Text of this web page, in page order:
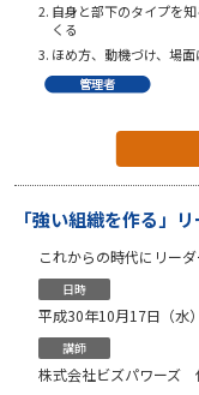
自身と部下のタイプを
くる
ほめ方、動機づけ、場
「強い組織を作る」
これからの時代にリー
日時
平成30年10月17日（水
講師
株式会社ビズパワー